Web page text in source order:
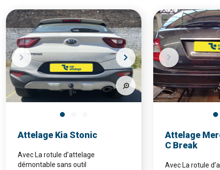
Attelage Kia Stonic
Avec La rotule d’attelage
démontable sans outil
Attelage
C Break
Avec La rotule